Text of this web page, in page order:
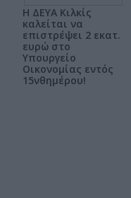
Η ΔΕΥΑ Κιλκίς
καλείται να
επιστρέψει 2 εκατ.
ευρώ στο
Υπουργείο
Οικονομίας εντός
15νθημέρου!